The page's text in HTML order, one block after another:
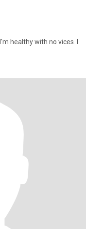
healthy with no vices. I